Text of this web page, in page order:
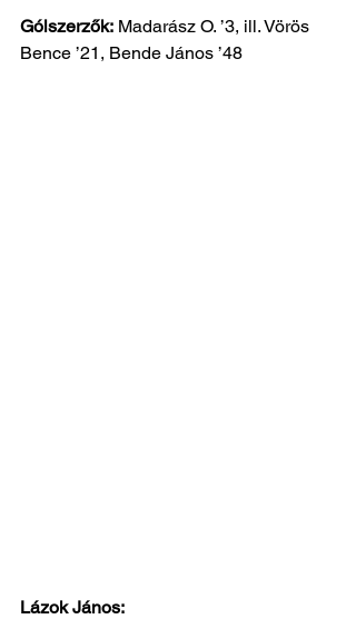
Gólszerzők: Madarász O. ’3, ill. Vörös
Bence ’21, Bende János ’48
Lázok János: